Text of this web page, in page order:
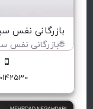
بازرگانی نفس
مواد شیمیایی